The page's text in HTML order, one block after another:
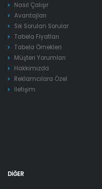
Nasıl Çalışır
Avantajları
Sık Sorulan Sorular
Tabela Fiyatları
Tabela Örnekleri
Müşteri Yorumları
Hakkımızda
Reklamcılara Özel
İletişim
DIĞER